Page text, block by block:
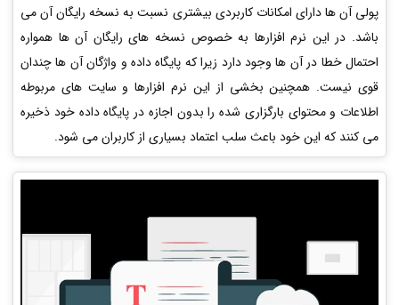
پولی آن ها دارای امکانات کاربردی بیشتری نسبت به نسخه رایگان آن می
باشد. در این نرم افزارها به خصوص نسخه های رایگان آن ها همواره
احتمال خطا در آن ها وجود دارد زیرا که پایگاه داده و واژگان آن ها چندان
قوی نیست. همچنین بخشی از این نرم افزارها و سایت های مربوطه
اطلاعات و محتوای بارگزاری شده را بدون اجازه در پایگاه داده خود ذخیره
می کنند که این خود باعث سلب اعتماد بسیاری از کاربران می شود.